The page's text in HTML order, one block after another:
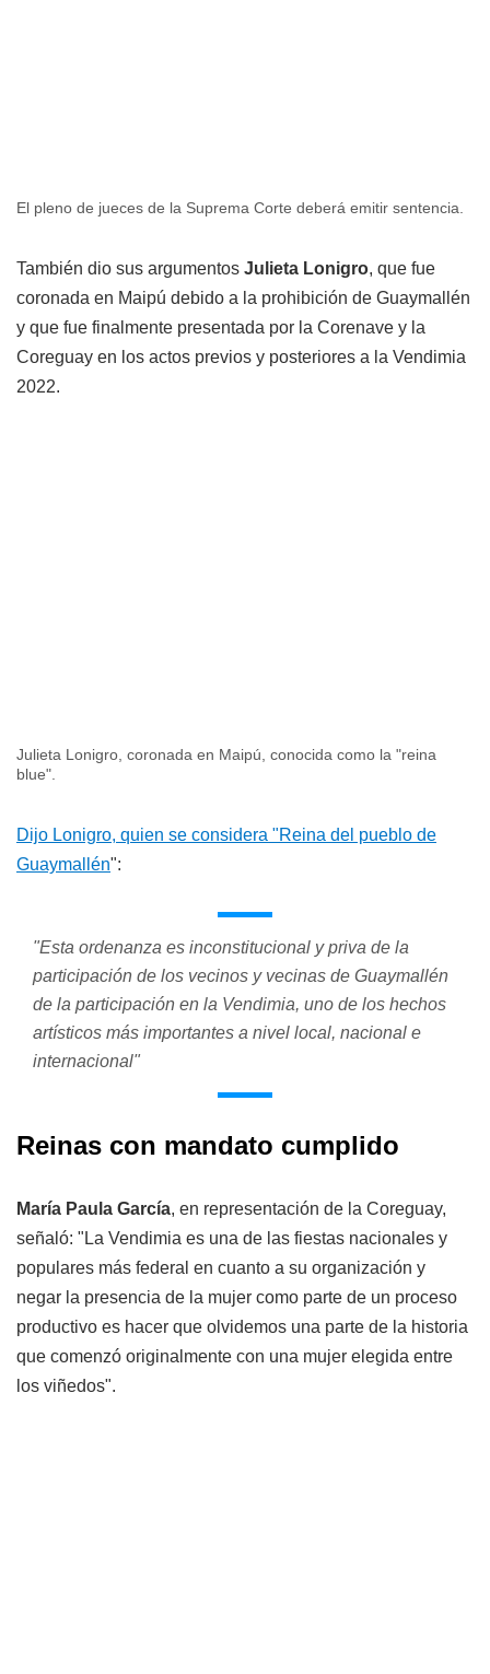
El pleno de jueces de la Suprema Corte deberá emitir sentencia.
También dio sus argumentos Julieta Lonigro, que fue
coronada en Maipú debido a la prohibición de Guaymallén
y que fue finalmente presentada por la Corenave y la
Coreguay en los actos previos y posteriores a la Vendimia
2022.
Julieta Lonigro, coronada en Maipú, conocida como la "reina
blue".
Dijo Lonigro, quien se considera "Reina del pueblo de
Guaymallén":
"Esta ordenanza es inconstitucional y priva de la
participación de los vecinos y vecinas de Guaymallén
de la participación en la Vendimia, uno de los hechos
artísticos más importantes a nivel local, nacional e
internacional"
Reinas con mandato cumplido
María Paula García, en representación de la Coreguay,
señaló: "La Vendimia es una de las fiestas nacionales y
populares más federal en cuanto a su organización y
negar la presencia de la mujer como parte de un proceso
productivo es hacer que olvidemos una parte de la historia
que comenzó originalmente con una mujer elegida entre
los viñedos".